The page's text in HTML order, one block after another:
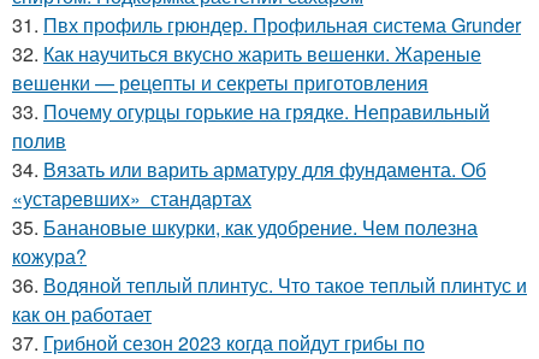
31. Пвх профиль грюндер. Профильная система Grunder
32. Как научиться вкусно жарить вешенки. Жареные
вешенки — рецепты и секреты приготовления
33. Почему огурцы горькие на грядке. Неправильный
полив
34. Вязать или варить арматуру для фундамента. Об
«устаревших» стандартах
35. Банановые шкурки, как удобрение. Чем полезна
кожура?
36. Водяной теплый плинтус. Что такое теплый плинтус и
как он работает
37. Грибной сезон 2023 когда пойдут грибы по